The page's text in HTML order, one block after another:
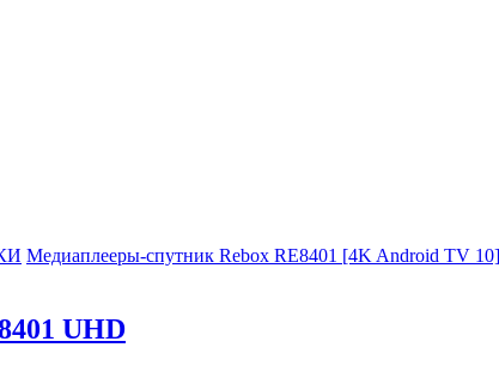
Медиаплееры-спутник Rebox RE8401 [4K Android TV 10]
UHD